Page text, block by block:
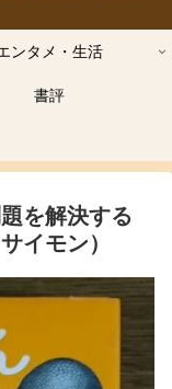
ンタメ・生活
書評
を解決する
イモン）